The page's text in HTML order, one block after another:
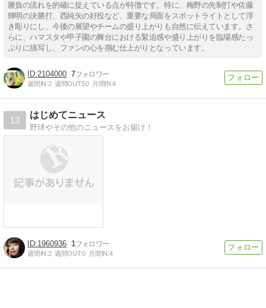
勝負の流れを的確に捉えている点が特徴です。特に、梅野の先制打や佐藤
輝明の決勝打、西純矢の好投など、重要な局面をスポットライトとして浮
き彫りにし、今後の展望やチームの盛り上がりも自然に伝えています。さ
らに、ハマスタや甲子園の舞台における緊迫感や盛り上がりを臨場感たっ
ぷりに描写し、ファンの心を掴む仕上がりとなっています。
2104000 7
週間IN:2 週間OUT:50 月間IN:4
13
はじめてニュース
野球やその他のニュースをお届け！
1960936 1
週間IN:2 週間OUT:0 月間IN:4